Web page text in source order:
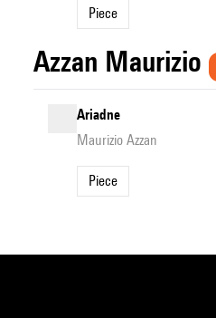
Piece
Azzan Maurizio
Ariadne
Maurizio Azzan
Piece